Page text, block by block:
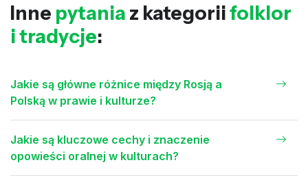
Inne pytania z kategoriifolklor
i tradycje:
Jakie są główne różnice między Rosją a
Polską w prawie i kulturze?
Jakie są kluczowe cechy i znaczenie
opowieści oralnej w kulturach?